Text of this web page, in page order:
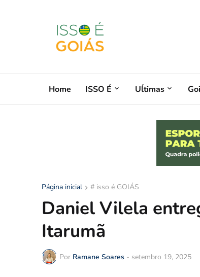
Home ISSO É Uĺtimas
Página inicial # isso é GOIÁS
Daniel Vilela
Itarumã
Por Ramane Soares - setembro 19, 2025